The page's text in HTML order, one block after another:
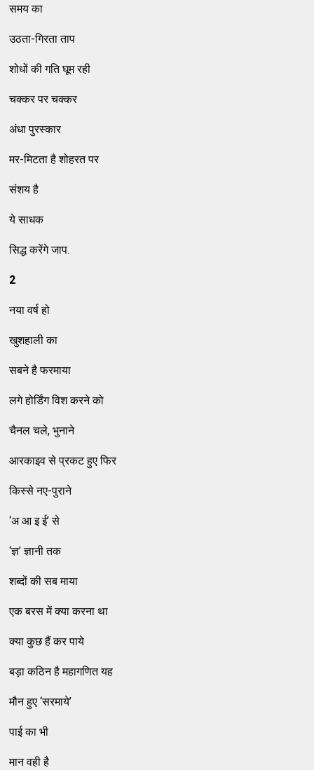
समय का
उठता-गिरता ताप
शोधों की गति घूम रही
चक्कर पर चक्कर
अंधा पुरस्कार
मर-मिटता है शोहरत पर
संशय है
ये साधक
सिद्ध करेंगे जाप.
2
नया वर्ष हो
खुशहाली का
सबने है फरमाया
लगे होर्डिंग विश करने को
चैनल चले, भुनाने
आरकाइव से प्रकट हुए फिर
किस्से नए-पुराने
‘अ आ इ ई’ से
‘ज्ञ’ ज्ञानी तक
शब्दों की सब माया
एक बरस में क्या करना था
क्या कुछ हैं कर पाये
बड़ा कठिन है महागणित यह
मौन हुए ‘सरमाये’
पाई का भी
मान वही है